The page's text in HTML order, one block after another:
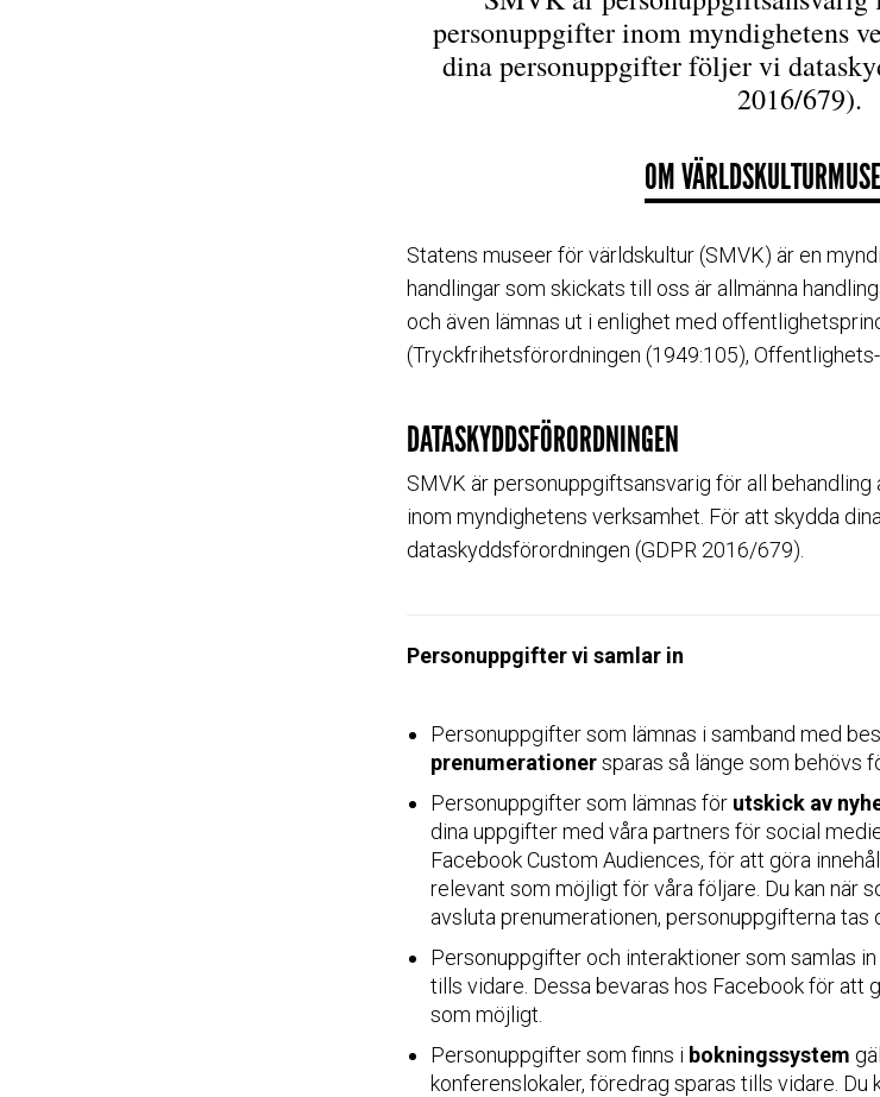
personuppgifter inom myndighetens
dina personuppgifter följer vi
2016/679).
OM
Statens museer för världskultur (SMVK) är en
handlingar som skickats till oss är allmänna
och även lämnas ut i enlighet med
(Tryckfrihetsförordningen (1949:105),
DATASKYDDSFÖRORDNINGEN
SMVK är personuppgiftsansvarig för all
inom myndighetens verksamhet. För att skydda
dataskyddsförordningen (GDPR 2016/679).
Personuppgifter vi samlar in
Personuppgifter som lämnas i samband med
prenumerationersparas så länge som behövs
Personuppgifter som lämnas för utskick av
dina uppgifter med våra partners för social
Facebook Custom Audiences, för att göra
relevant som möjligt för våra följare. Du kan när
avsluta prenumerationen, personuppgifterna tas
Personuppgifter och interaktioner som samlas
tills vidare. Dessa bevaras hos Facebook för att
som möjligt.
Personuppgifter som finns i bokningssystem
konferenslokaler, föredrag sparas tills vidare. Du